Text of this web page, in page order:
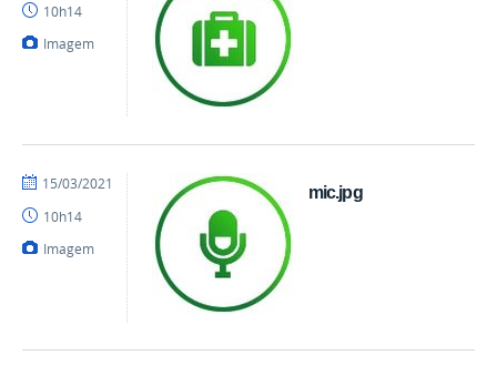
10h14
Imagem
mic.jpg
por
publicado
15/03/2021
10h14
Imagem